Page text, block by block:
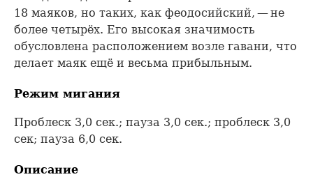
18 маяков, но таких, как феодосийский, — не
более четырёх. Его высокая значимость
обусловлена расположением возле гавани, что
делает маяк ещё и весьма прибыльным.
Режим мигания
Проблеск 3,0 сек.; пауза 3,0 сек.; проблеск 3,0
сек; пауза 6,0 сек.
Описание